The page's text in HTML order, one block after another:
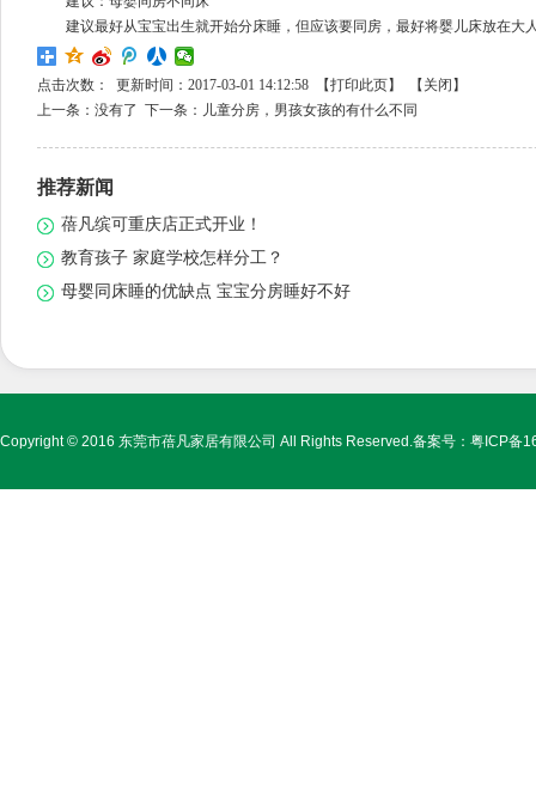
建议最好从宝宝出生就开始分床睡，但应该要同房，最好将婴儿床放在大
点击次数： 更新时间：2017-03-01 14:12:58 【打印此页】 【 关闭 】
上一条： 没有了 下一条： 儿童分房，男孩女孩的有什么不同
推荐新闻
蓓凡缤可重庆店正式开业！
教育孩子 家庭学校怎样分工？
母婴同床睡的优缺点 宝宝分房睡好不好
Copyright © 2016 东莞市蓓凡家居有限公司 All Rights Reserved.备案号： 粤ICP备